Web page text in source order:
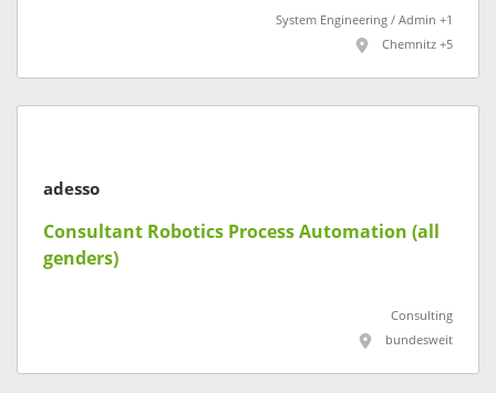
System Engineering / Admin +1
Chemnitz +5
adesso
Consultant Robotics Process Automation (all
genders)
Consulting
bundesweit